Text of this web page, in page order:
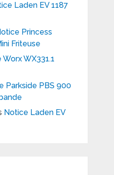
Laden EV 1187
Princess
Friteuse
WX331.1
Parkside PBS 900
Notice Laden EV